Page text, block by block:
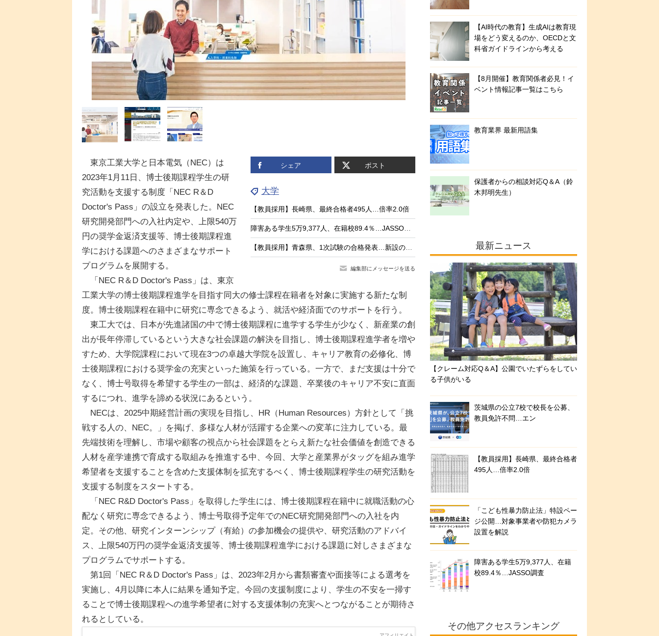
シェア ポスト
大学
【教員採用】長崎県、最終合格者495人…倍率2.0倍
障害ある学生5万9,377人、在籍校89.4％…JASSO調査
【教員採用】青森県、1次試験の合格発表…新設の大3生選考115人が通過
編集部にメッセージを送る
東京工業大学と日本電気（NEC）は
2023年1月11日、博士後期課程学生の研
究活動を支援する制度「NEC R＆D
Doctor's Pass」の設立を発表した。NEC
研究開発部門への入社内定や、上限540万
円の奨学金返済支援等、博士後期課程進
学における課題へのさまざまなサポート
プログラムを展開する。
「NEC R＆D Doctor's Pass」は、東京
工業大学の博士後期課程進学を目指す同大の修士課程在籍者を対象に実施する新たな制
度。博士後期課程在籍中に研究に専念できるよう、就活や経済面でのサポートを行う。
東工大では、日本が先進諸国の中で博士後期課程に進学する学生が少なく、新産業の創
出が長年停滞しているという大きな社会課題の解決を目指し、博士後期課程進学者を増や
すため、大学院課程において現在3つの卓越大学院を設置し、キャリア教育の必修化、博
士後期課程における奨学金の充実といった施策を行っている。一方で、まだ支援は十分で
なく、博士号取得を希望する学生の一部は、経済的な課題、卒業後のキャリア不安に直面
するにつれ、進学を諦める状況にあるという。
NECは、2025中期経営計画の実現を目指し、HR（Human Resources）方針として「挑
戦する人の、NEC。」を掲げ、多様な人材が活躍する企業への変革に注力している。最
先端技術を理解し、市場や顧客の視点から社会課題をとらえ新たな社会価値を創造できる
人材を産学連携で育成する取組みを推進する中、今回、大学と産業界がタッグを組み進学
希望者を支援することを含めた支援体制を拡充するべく、博士後期課程学生の研究活動を
支援する制度をスタートする。
「NEC R&D Doctor's Pass」を取得した学生には、博士後期課程在籍中に就職活動の心
配なく研究に専念できるよう、博士号取得予定年でのNEC研究開発部門への入社を内
定。その他、研究インターンシップ（有給）の参加機会の提供や、研究活動のアドバイ
ス、上限540万円の奨学金返済支援等、博士後期課程進学における課題に対しさまざまな
プログラムでサポートする。
第1回「NEC R＆D Doctor's Pass」は、2023年2月から書類審査や面接等による選考を
実施し、4月以降に本人に結果を通知予定。今回の支援制度により、学生の不安を一掃す
ることで博士後期課程への進学希望者に対する支援体制の充実へとつながることが期待さ
れるとしている。
【AI時代の教育】生成AIは教育現
場をどう変えるのか、OECDと文
科省ガイドラインから考える
【8月開催】教育関係者必見！イ
ベント情報記事一覧はこちら
教育業界 最新用語集
保護者からの相談対応Q＆A（鈴
木邦明先生）
最新ニュース
【クレーム対応Q＆A】公園でいたずらをしてい
る子供がいる
茨城県の公立7校で校長を公募、
教員免許不問…エン
【教員採用】長崎県、最終合格者
495人…倍率2.0倍
「こども性暴力防止法」特設ペー
ジ公開…対象事業者や防犯カメラ
設置を解説
障害ある学生5万9,377人、在籍
校89.4％…JASSO調査
その他アクセスランキング